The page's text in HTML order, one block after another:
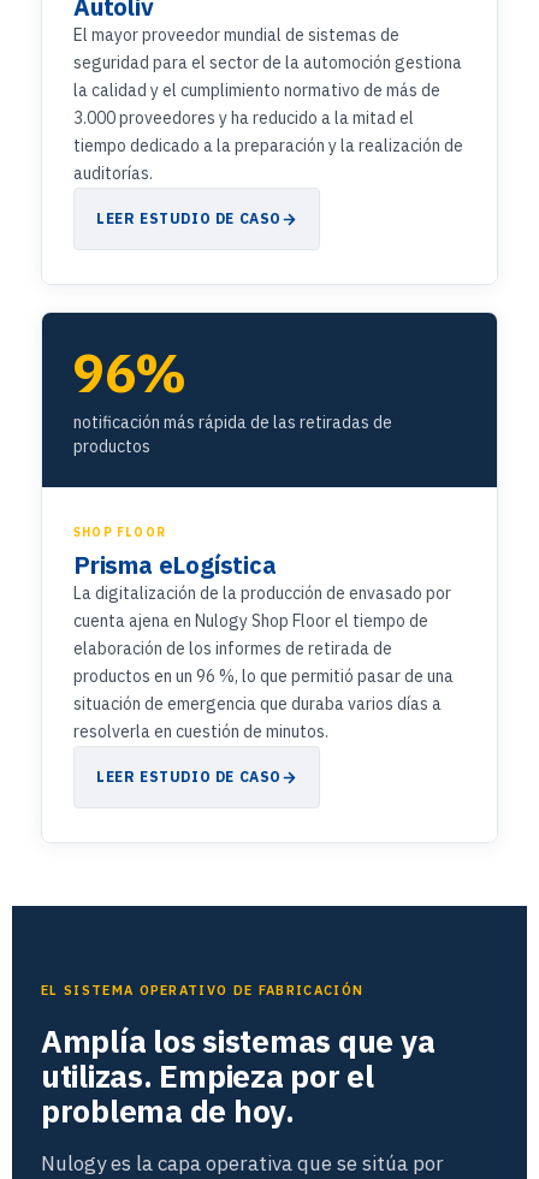
Autoliv
El mayor proveedor mundial de sistemas de
seguridad para el sector de la automoción gestiona
la calidad y el cumplimiento normativo de más de
3.000 proveedores y ha reducido a la mitad el
tiempo dedicado a la preparación y la realización de
auditorías.
LEER ESTUDIO DE CASO
96%
notificación más rápida de las retiradas de
productos
SHOP FLOOR
Prisma eLogística
La digitalización de la producción de envasado por
cuenta ajena en Nulogy Shop Floor el tiempo de
elaboración de los informes de retirada de
productos en un 96 %, lo que permitió pasar de una
situación de emergencia que duraba varios días a
resolverla en cuestión de minutos.
LEER ESTUDIO DE CASO
EL SISTEMA OPERATIVO DE FABRICACIÓN
Amplía los sistemas que ya
utilizas. Empieza por el
problema de hoy.
Nulogy es la capa operativa que se sitúa por